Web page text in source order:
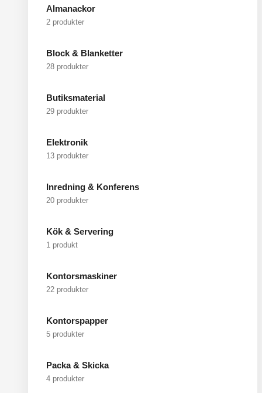
Almanackor
2 produkter
Block & Blanketter
28 produkter
Butiksmaterial
29 produkter
Elektronik
13 produkter
Inredning & Konferens
20 produkter
Kök & Servering
1 produkt
Kontorsmaskiner
22 produkter
Kontorspapper
5 produkter
Packa & Skicka
4 produkter